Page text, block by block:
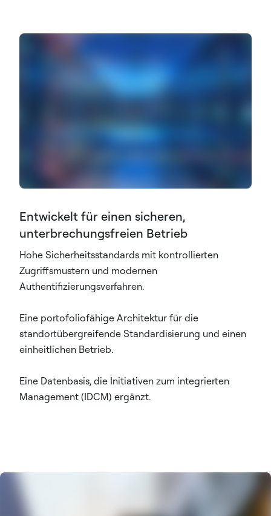
Entwickelt für einen sicheren,
unterbrechungsfreien Betrieb
Hohe Sicherheitsstandards mit kontrollierten
Zugriffsmustern und modernen
Authentifizierungsverfahren.
Eine portofoliofähige Architektur für die
standortübergreifende Standardisierung und einen
einheitlichen Betrieb.
Eine Datenbasis, die Initiativen zum integrierten
Management (IDCM) ergänzt.